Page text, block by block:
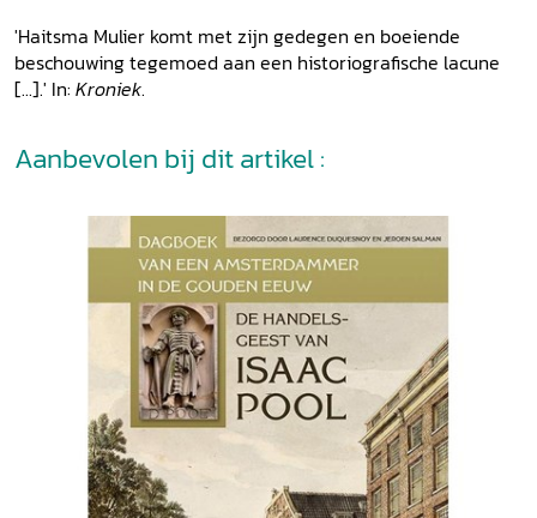
'Haitsma Mulier komt met zijn gedegen en boeiende
beschouwing tegemoed aan een historiografische lacune
[...].' In: Kroniek.
Aanbevolen bij dit artikel :